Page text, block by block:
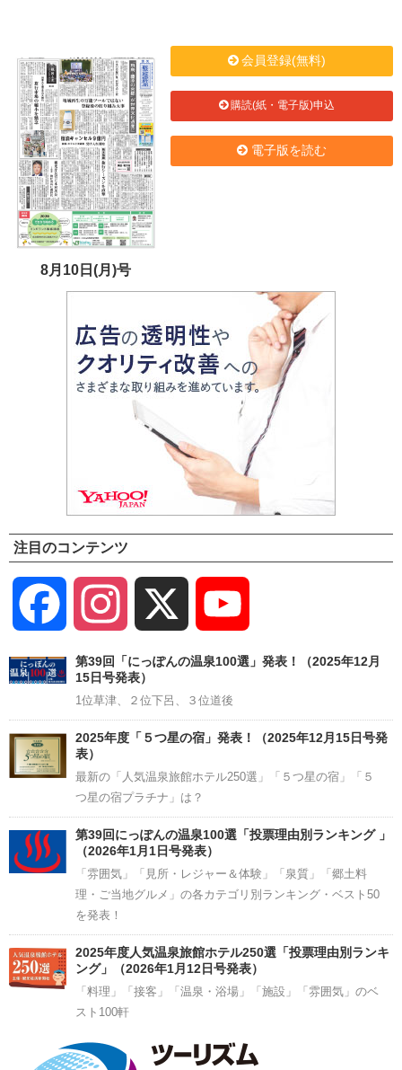
8月10日(月)号
会員登録(無料)
購読(紙・電子版)申込
電子版を読む
注目のコンテンツ
Facebook Instagram
Channel
第39回「にっぽんの温泉100選」発表！（2025年12月
15日号発表）
1位草津、２位下呂、３位道後
2025年度「５つ星の宿」発表！（2025年12月15日号発
表）
最新の「人気温泉旅館ホテル250選」「５つ星の宿」「５
つ星の宿プラチナ」は？
第39回にっぽんの温泉100選「投票理由別ランキング 」
（2026年1月1日号発表）
「雰囲気」「見所・レジャー＆体験」「泉質」「郷土料
理・ご当地グルメ」の各カテゴリ別ランキング・ベスト50
を発表！
2025年度人気温泉旅館ホテル250選「投票理由別ランキ
ング」（2026年1月12日号発表）
「料理」「接客」「温泉・浴場」「施設」「雰囲気」のベ
スト100軒